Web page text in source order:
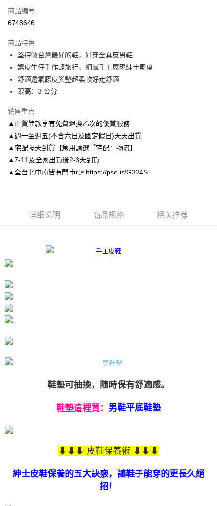
信用卡分期付款
合作金库商业银行
华南商业银行
彰化商业银行
上海商业储蓄银行
台北富邦商业银行
国泰世华商业银行
兆丰国际商业银行
台湾中小企业银行
联邦商业银行
元大商业银行
永丰商业银行
台新国际商业银行
中国信托商业银行
台湾乐天信用卡公司
6期 0利率，每期
华南商业银行
彰化商业银行
上海商业储蓄银行
台北富邦商业银行
国泰世华商业银行
汇丰（台湾）商业银行
联邦商业银行
远东国际商业银行
元大商业银行
永丰商业银行
玉山商业银行
星展（台湾）商业银行
中国信托商业银行
台湾乐天信用卡公司
LINE Pay
Apple Pay
悠遊付
Google Pay
一、關於 AFTEE先享後付
3. 訂單確認後不需事先繳費，商品會配送至您的指定地址。
APP於四大便利商店‧ATM/網銀等方式進行付款。
請留意繳費期限為 14 天。唯有下載 AFTEE App 成為 AFTEE 會員者方能享
出。使用AFTEE下訂可以延長您收到商品前的繳費天數，但無法保證一定能
夠在期限內收到商品(例如:預購商品或預計到貨時間較長者)。因此無論收到
商品與否，仍需要請您在AFTEE規定的時間內完成繳費。
1. 初次使用 AFTEE 時，將依認證結果及本公司審查結果，核予每個人不同
2. 結帳金額須大於NT$30
所提供，並由 AFTEE 向您收取款項。因使用本服務所須提供之個人資料(包
含但不限於訂購人姓名、電話，收件人姓名、電話、收件地址)，將交付予
處理、利用，詳參 AFTEE 官網之『個人資料蒐集、處理及利用告知聲明』
若款項超過繳費期限，將根據當次的金額加收年利率 16% 的逾期滯納金。
AFTEE。
若您對於個人資料之處理、利用有任何疑問，或欲行使相關法律權利，請聯
付款後7-11取貨
每笔NT$80，满NT$3,000(含以上)免运费
宅配
每笔NT$80，满NT$3,000(含以上)免运费
離島宅配
商品编号
6748646
商品特色
堅持做台灣最好的鞋，好穿全真皮男鞋
嬉皮牛仔手作輕旅行，細膩手工展現紳士風度
舒適透氣豚皮腳墊超柔軟好走舒適
跟高：3 公分
销售重点
▲正貨鞋款享有免費退換乙次的優質服務
▲週一至週五(不含六日及國定假日)天天出貨
▲宅配隔天到貨【急用請選『宅配』物流】
▲7-11及全家出貨後2-3天到貨
▲全台北中南皆有門市👉 https://pse.is/G324S
详细说明 商品规格 相关推荐
鞋墊可抽換，隨時保有舒適感。
鞋墊這裡買： 男鞋平底鞋墊
⬇⬇⬇ 皮鞋保養術 ⬇⬇⬇
紳士皮鞋保養的五大訣竅，讓鞋子能穿的更長久絕
招！